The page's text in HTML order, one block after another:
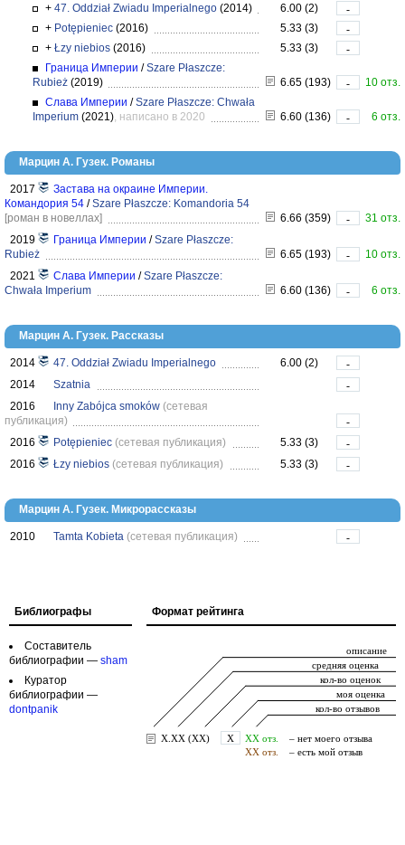
+ 47. Oddział Zwiadu Imperialnego (2014) 6.00 (2)
-
+ Potępieniec (2016) 5.33 (3)
-
+ Łzy niebios (2016) 5.33 (3)
-
Граница Империи /Szare Płaszcze:
Rubież (2019) 6.65 (193) -
10 отз.
Слава Империи /Szare Płaszcze: Chwała
Imperium (2021), написано в 2020 6.60 (136) - 6 отз.
Марцин А. Гузек. Романы
2017
Застава на окраине Империи.
Командория 54 /Szare Płaszcze: Komandoria 54
[роман в новеллах]
6.66 (359) -
31 отз.
2019
Граница Империи /Szare Płaszcze:
Rubież
6.65 (193) -
10 отз.
2021
Слава Империи /Szare Płaszcze:
Chwała Imperium
6.60 (136) - 6 отз.
Марцин А. Гузек. Рассказы
2014 47. Oddział Zwiadu Imperialnego 6.00 (2)
-
2014
Szatnia
-
2016
Inny Zabójca smoków (сетевая
публикация)
-
2016
Potępieniec (сетевая публикация) 5.33 (3)
-
2016
Łzy niebios (сетевая публикация) 5.33 (3) -
Марцин А. Гузек. Микрорассказы
2010 Tamta Kobieta (сетевая публикация) -
Формат рейтинга
Библиографы
Составитель
библиографии — sham
Куратор
библиографии —
dontpanik